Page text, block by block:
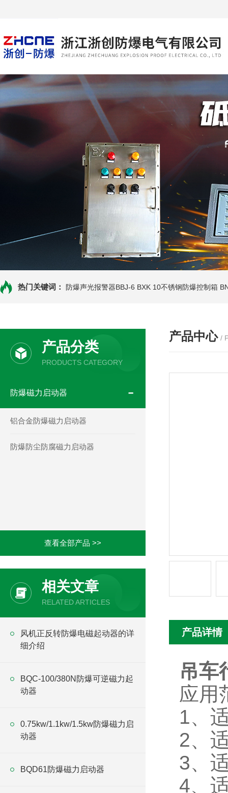
热门关键词： 防爆声光报警器BBJ-6 BXK 10不锈钢防爆控制箱
产品分类
PRODUCTS CATEGORY
防爆磁力启动器
铝合金防爆磁力启动器
防爆防尘防腐磁力启动器
查看全部产品 >>
相关文章
RELATED ARTICLES
风机正反转防爆电磁起动器的详
细介绍
BQC-100/380N防爆可逆磁力起
动器
0.75kw/1.1kw/1.5kw防爆磁力启
动器
BQD61防爆磁力启动器
产品中心 /
产品详情
吊车
应用
1、
2、
3、
4、